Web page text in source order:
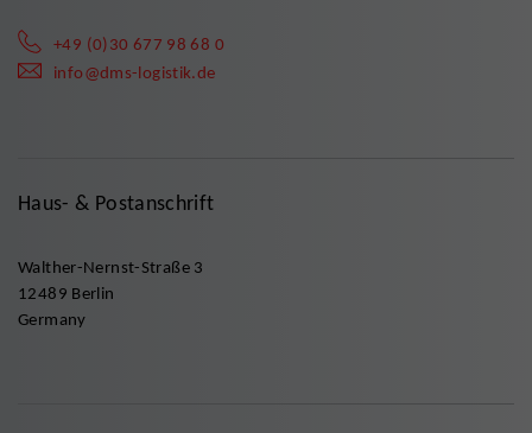
+49 (0)30 677 98 68 0
info@dms-logistik.de
Haus- & Postanschrift
Walther-Nernst-Straße 3
12489 Berlin
Germany